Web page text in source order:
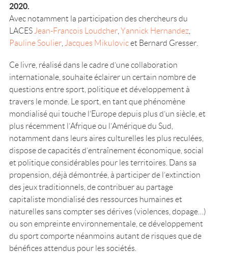
2020.
Avec notamment la participation des chercheurs du
LACES Jean-Francois Loudcher, Yannick Hernandez,
Pauline Soulier, Jacques Mikulovicet Bernard Gresser.
Ce livre, réalisé dans le cadre d’une collaboration
internationale, souhaite éclairer un certain nombre de
questions entre sport, politique et développement à
travers le monde. Le sport, en tant que phénomène
mondialisé qui touche l’Europe depuis plus d’un siècle, et
plus récemment l’Afrique ou l’Amérique du Sud,
notamment dans leurs aires culturelles les plus reculées,
dispose de capacités d’entraînement économique, social
et politique considérables pour les territoires. Dans sa
propension, déjà démontrée, à participer de l’extinction
des jeux traditionnels, de contribuer au partage
capitaliste mondialisé des ressources humaines et
naturelles sans compter ses dérives (violences, dopage…)
ou son empreinte environnementale, ce développement
du sport comporte néanmoins autant de risques que de
bénéfices attendus pour les sociétés.